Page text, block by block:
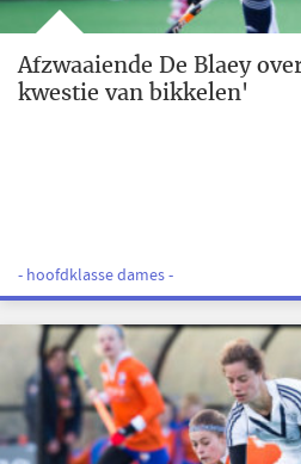
Afzwaaiende De Blaey
kwestie van bikkelen'
- hoofdklasse dames -